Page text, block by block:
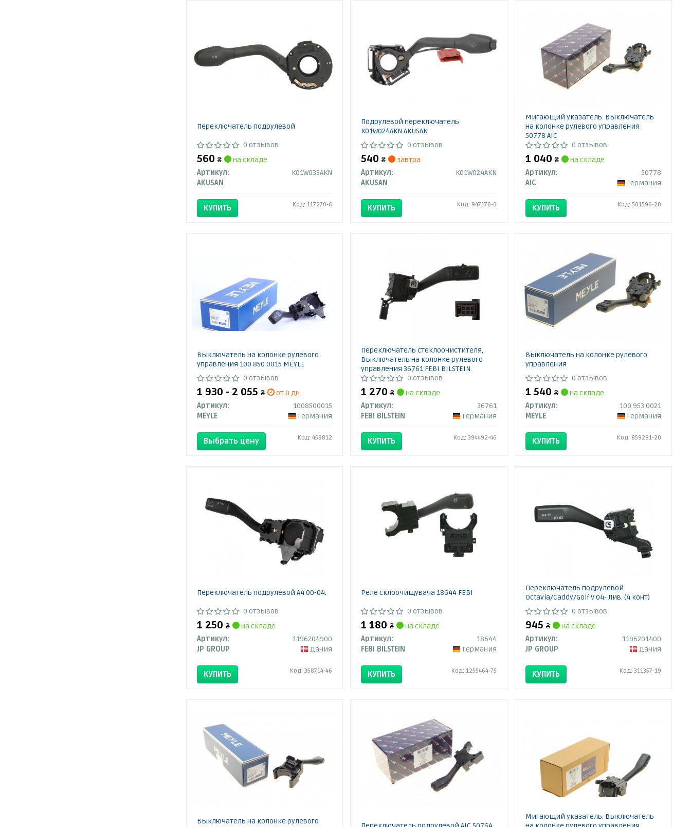
Переключатель подрулевой
0 отзывов
560 ₴
на складе
Артикул:
K01W033AKN
AKUSAN
КУПИТЬ Код: 117270-6
Подрулевой переключатель
K01W024AKN AKUSAN
0 отзывов
540₴
завтра
Артикул:
K01W024AKN
AKUSAN
КУПИТЬ Код: 947176-6
Мигающий указатель. Выключатель
на колонке рулевого управления
50778 AIC
0 отзывов
1 040₴
на складе
Артикул:
50778
AIC
Германия
КУПИТЬ Код: 501596-20
Выключатель на колонке рулевого
управления 100 850 0015 MEYLE
0 отзывов
1 930 - 2 055 ₴
от 0 дн.
Артикул:
1008500015
MEYLE
Германия
Выбрать цену Код: 459812
Переключатель стеклоочистителя,
Выключатель на колонке рулевого
управления 36761 FEBI BILSTEIN
0 отзывов
1 270₴
на складе
Артикул:
36761
FEBI BILSTEIN
Германия
КУПИТЬ Код: 394492-46
Выключатель на колонке рулевого
управления
0 отзывов
1 540₴
на складе
Артикул:
100 953 0021
MEYLE
Германия
КУПИТЬ Код: 859281-20
Переключатель подрулевой A4 00-04.
0 отзывов
1 250 ₴
на складе
Артикул:
1196204900
JP GROUP
Дания
КУПИТЬ Код: 358714-46
Реле склоочищувача 18644 FEBI
0 отзывов
1 180₴
на складе
Артикул:
18644
FEBI BILSTEIN
Германия
КУПИТЬ Код: 1255464-75
Переключатель подрулевой
Octavia/Caddy/Golf V 04- Лив. (4 конт)
0 отзывов
945₴
на складе
Артикул:
1196201400
JP GROUP
Дания
КУПИТЬ Код: 311357-19
Выключатель на колонке рулевого
Мигающий указатель. Выключатель